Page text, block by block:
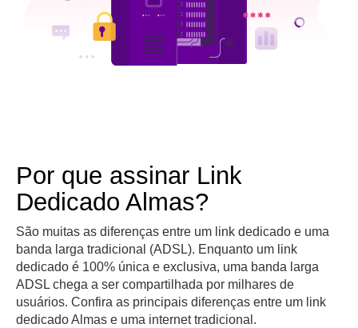
Por que assinar Link
Dedicado Almas?
São muitas as diferenças entre um link dedicado e uma
banda larga tradicional (ADSL). Enquanto um link
dedicado é 100% única e exclusiva, uma banda larga
ADSL chega a ser compartilhada por milhares de
usuários. Confira as principais diferenças entre um link
dedicado Almas e uma internet tradicional.